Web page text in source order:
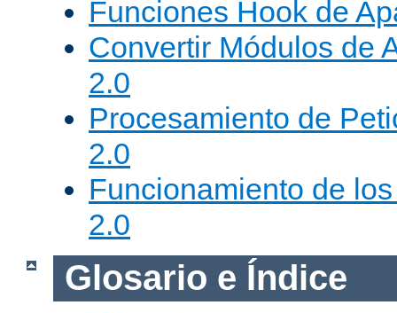
Funciones Hook de
Convertir Módulos de
2.0
Procesamiento de
2.0
Funcionamiento de
2.0
Glosario e Índice